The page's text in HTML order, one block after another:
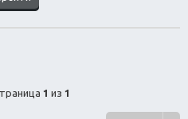
1 из 1